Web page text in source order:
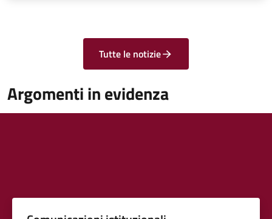
Tutte le notizie
Argomenti in evidenza